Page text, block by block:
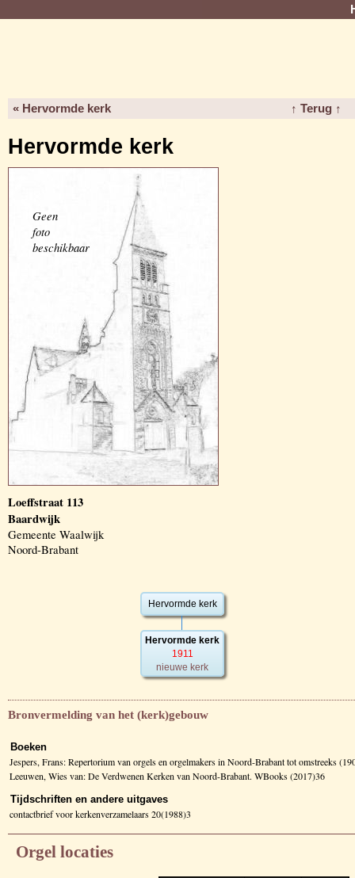
« Hervormde kerk ↑ Terug ↑
Hervormde kerk
Geen
foto
beschikbaar
Loeffstraat 113
Baardwijk
Gemeente Waalwijk
Noord-Brabant
Hervormde kerk
Hervormde kerk
1911
nieuwe kerk
Bronvermelding van het (kerk)gebouw
Boeken
Jespers, Frans: Repertorium van orgels en orgelmakers in Noord-Brabant tot omstreeks
Leeuwen, Wies van: De Verdwenen Kerken van Noord-Brabant. WBooks (2017)36
Tijdschriften en andere uitgaves
contactbrief voor kerkenverzamelaars 20(1988)3
Orgel locaties